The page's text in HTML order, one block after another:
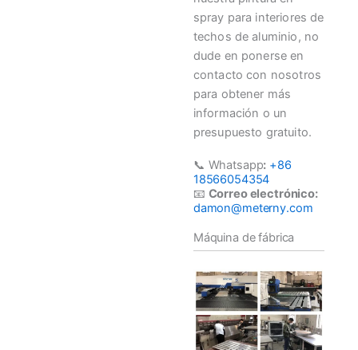
spray para interiores de
techos de aluminio, no
dude en ponerse en
contacto con nosotros
para obtener más
información o un
presupuesto gratuito.
📞 Whatsapp: +86
18566054354
📧 Correo electrónico:
damon@meterny.com
Máquina de fábrica